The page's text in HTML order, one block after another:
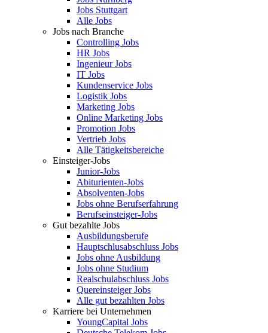
Jobs Stuttgart
Alle Jobs
Jobs nach Branche
Controlling Jobs
HR Jobs
Ingenieur Jobs
IT Jobs
Kundenservice Jobs
Logistik Jobs
Marketing Jobs
Online Marketing Jobs
Promotion Jobs
Vertrieb Jobs
Alle Tätigkeitsbereiche
Einsteiger-Jobs
Junior-Jobs
Abiturienten-Jobs
Absolventen-Jobs
Jobs ohne Berufserfahrung
Berufseinsteiger-Jobs
Gut bezahlte Jobs
Ausbildungsberufe
Hauptschlusabschluss Jobs
Jobs ohne Ausbildung
Jobs ohne Studium
Realschulabschluss Jobs
Quereinsteiger Jobs
Alle gut bezahlten Jobs
Karriere bei Unternehmen
YoungCapital Jobs